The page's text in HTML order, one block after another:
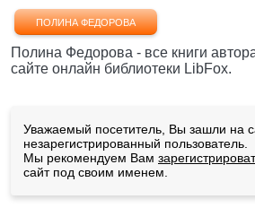
ПОЛИНА ФЕДОРОВА
Полина Федорова - все книги
сайте онлайн библиотеки LibFox.
Уважаемый посетитель, Вы зашли на
незарегистрированный пользователь.
Мы рекомендуем Вам
сайт под своим именем.